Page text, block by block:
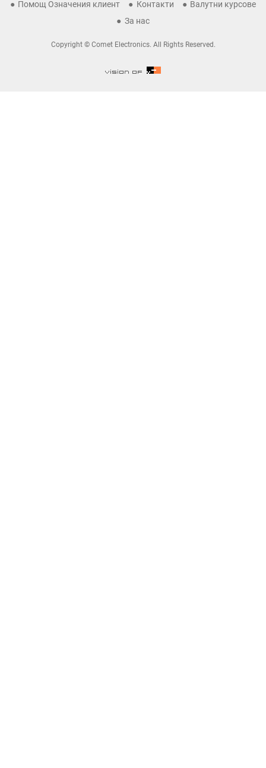
Помощ Означения клиент Контакти
Валутни курсове
За нас
Copyright © Comet Electronics. All Rights Reserved.